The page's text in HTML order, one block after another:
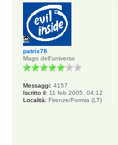
patrix78
Mago dell'universo
Messaggi: 4157
Iscritto il: 11 feb 2005, 04:12
Località: Firenze/Formia (LT)